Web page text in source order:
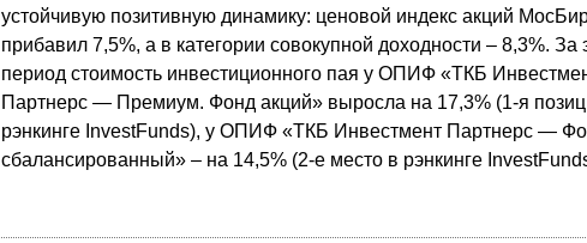
устойчивую позитивную динамику: ценовой индекс акций
прибавил 7,5%, а в категории совокупной доходности – 8,3%. За
период стоимость инвестиционного пая у ОПИФ «ТКБ
Партнерс — Премиум. Фонд акций» выросла на 17,3% (1-я
рэнкинге InvestFunds), у ОПИФ «ТКБ Инвестмент Партнерс —
сбалансированный» – на 14,5% (2-е место в рэнкинге